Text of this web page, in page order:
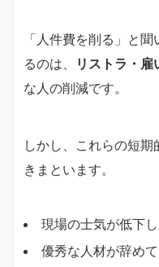
「人件費を削る」と
るのは、
リストラ・雇
な人の削減です。
しかし、これらの短
きまといます。
現場の士気が低下
優秀な人材が辞めて